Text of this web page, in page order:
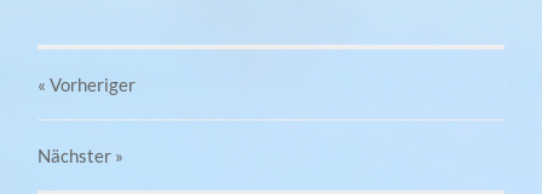
« Vorheriger
Nächster »